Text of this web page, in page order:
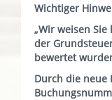
Wichtiger
„Wir weisen
der
bewertet
Durch die neue